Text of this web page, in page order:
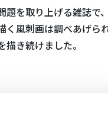
題を取り上げる雑誌で
く風刺画は調べあげら
き続けました。
に後のムーミントロ